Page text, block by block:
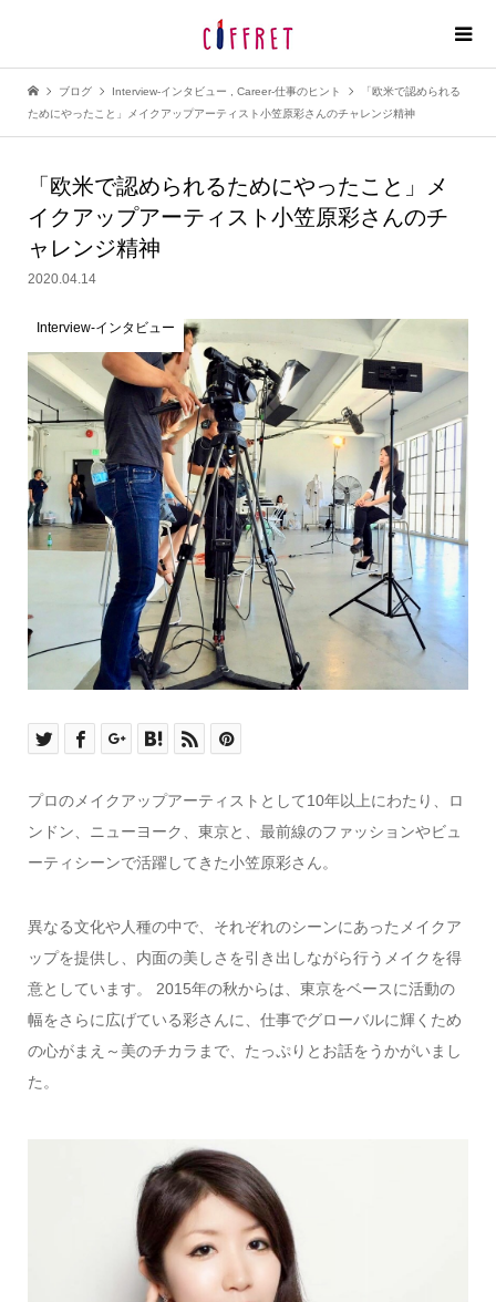
ブログ Interview-インタビュー Career-仕事のヒント
「欧米で認められる
ためにやったこと」メイクアップアーティスト小笠原彩さんのチャレンジ精神
「欧米で認められるためにやったこと」メ
イクアップアーティスト小笠原彩さんのチ
ャレンジ精神
2020.04.14
Interview-インタビュー
プロのメイクアップアーティストとして10年以上にわたり、ロ
ンドン、ニューヨーク、東京と、最前線のファッションやビュ
ーティシーンで活躍してきた小笠原彩さん。
異なる文化や人種の中で、それぞれのシーンにあったメイクア
ップを提供し、内面の美しさを引き出しながら行うメイクを得
意としています。 2015年の秋からは、東京をベースに活動の
幅をさらに広げている彩さんに、仕事でグローバルに輝くため
の心がまえ～美のチカラまで、たっぷりとお話をうかがいまし
た。